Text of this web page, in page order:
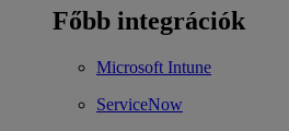
Főbb integrációk
Microsoft Intune
ServiceNow